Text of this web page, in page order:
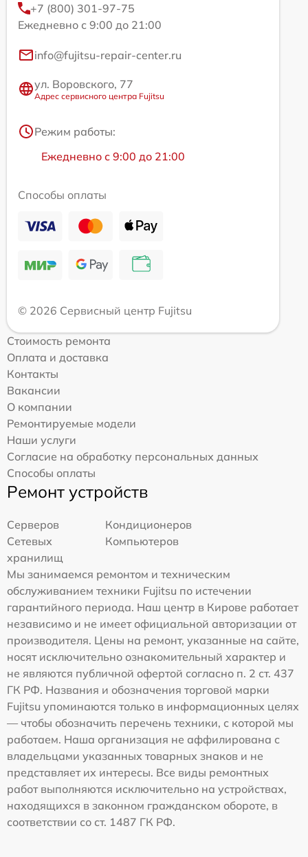
+7 (800) 301-97-75
Ежедневно с 9:00 до 21:00
info@fujitsu-repair-center.ru
ул. Воровского, 77
Адрес сервисного центра Fujitsu
Режим работы:
Ежедневно с 9:00 до 21:00
Способы оплаты
© 2026 Сервисный центр Fujitsu
Стоимость ремонта
Оплата и доставка
Контакты
Вакансии
О компании
Ремонтируемые модели
Наши услуги
Согласие на обработку персональных данных
Способы оплаты
Ремонт устройств
Серверов
Кондиционеров
Сетевых
хранилищ
Компьютеров
Мы занимаемся ремонтом и техническим
обслуживанием техники Fujitsu по истечении
гарантийного периода. Наш центр в Кирове работает
независимо и не имеет официальной авторизации от
производителя. Цены на ремонт, указанные на сайте,
носят исключительно ознакомительный характер и
не являются публичной офертой согласно п. 2 ст. 437
ГК РФ. Названия и обозначения торговой марки
Fujitsu упоминаются только в информационных целях
— чтобы обозначить перечень техники, с которой мы
работаем. Наша организация не аффилирована с
владельцами указанных товарных знаков и не
представляет их интересы. Все виды ремонтных
работ выполняются исключительно на устройствах,
находящихся в законном гражданском обороте, в
соответствии со ст. 1487 ГК РФ.